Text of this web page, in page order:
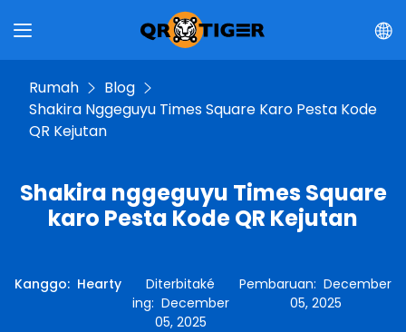
Rumah
Blog
Shakira Nggeguyu Times Square Karo Pesta Kode
QR Kejutan
Shakira nggeguyu Times Square
karo Pesta Kode QR Kejutan
Kanggo: Hearty
Diterbitaké
ing: December
05, 2025
Pembaruan: December
05, 2025